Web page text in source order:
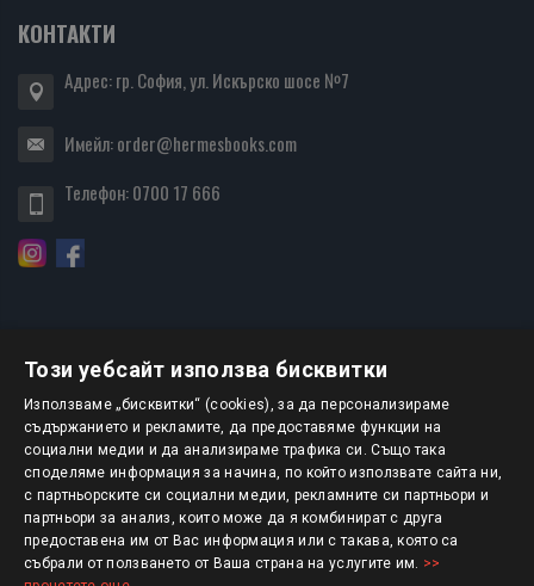
КОНТАКТИ
Адрес: гр. София, ул. Искърско шосе №7
Имейл:order@hermesbooks.com
Телефон:0700 17 666
БЮЛЕТИН
АБОНИРАНЕ
Авторско право © 2025 HERMESBOOKS.BG
Този уебсайт използва бисквитки
Използваме „бисквитки“ (cookies), за да персонализираме
съдържанието и рекламите, да предоставяме функции на
социални медии и да анализираме трафика си. Също така
споделяме информация за начина, по който използвате сайта ни,
с партньорските си социални медии, рекламните си партньори и
партньори за анализ, които може да я комбинират с друга
предоставена им от Вас информация или с такава, която са
събрали от ползването от Ваша страна на услугите им. >>